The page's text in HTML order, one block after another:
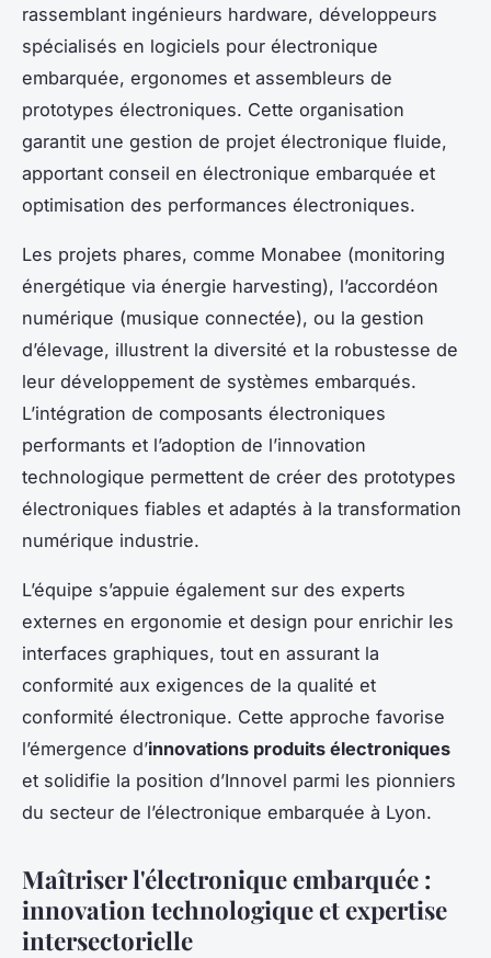
rassemblant ingénieurs hardware, développeurs
spécialisés en logiciels pour électronique
embarquée, ergonomes et assembleurs de
prototypes électroniques. Cette organisation
garantit une gestion de projet électronique fluide,
apportant conseil en électronique embarquée et
optimisation des performances électroniques.
Les projets phares, comme Monabee (monitoring
énergétique via énergie harvesting), l’accordéon
numérique (musique connectée), ou la gestion
d’élevage, illustrent la diversité et la robustesse de
leur développement de systèmes embarqués.
L’intégration de composants électroniques
performants et l’adoption de l’innovation
technologique permettent de créer des prototypes
électroniques fiables et adaptés à la transformation
numérique industrie.
L’équipe s’appuie également sur des experts
externes en ergonomie et design pour enrichir les
interfaces graphiques, tout en assurant la
conformité aux exigences de la qualité et
conformité électronique. Cette approche favorise
l’émergence d’innovations produits électroniques
et solidifie la position d’Innovel parmi les pionniers
du secteur de l’électronique embarquée à Lyon.
Maîtriser l'électronique embarquée :
innovation technologique et expertise
intersectorielle